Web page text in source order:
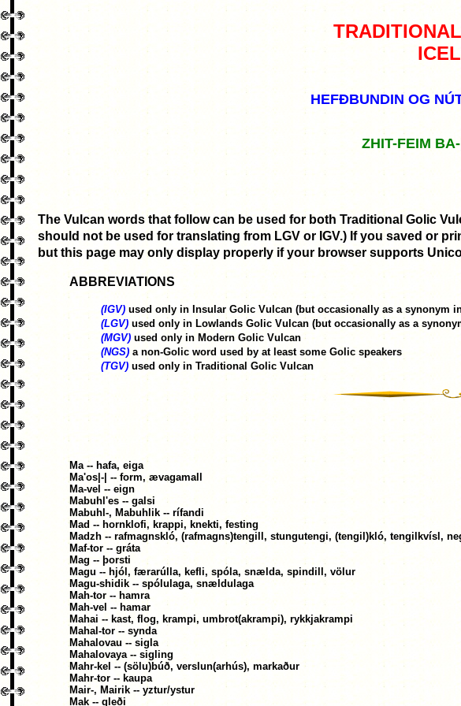
HEFÐBUNDIN OG
ZHIT-FEIM
The Vulcan words that follow can be used for both Traditional Golic
should not be used for translating from LGV or IGV.) If you saved or
but this page may only display properly if your browser supports
ABBREVIATIONS
(IGV) used only in Insular Golic Vulcan (but occasionally as a synonym
(LGV) used only in Lowlands Golic Vulcan (but occasionally as a
(MGV) used only in Modern Golic Vulcan
(NGS) a non-Golic word used by at least some Golic speakers
(TGV) used only in Traditional Golic Vulcan
Ma -- hafa, eiga
Ma'os|-| -- form, ævagamall
Ma-vel -- eign
Mabuhl'es -- galsi
Mabuhl-, Mabuhlik -- rífandi
Mad -- hornklofi, krappi, knekti, festing
Madzh -- rafmagnskló, (rafmagns)tengill, stungutengi, (tengil)kló, tengilkvísl,
Maf-tor -- gráta
Mag -- þorsti
Magu -- hjól, færarúlla, kefli, spóla, snælda, spindill, völur
Magu-shidik -- spólulaga, snældulaga
Mah-tor -- hamra
Mah-vel -- hamar
Mahai -- kast, flog, krampi, umbrot(akrampi), rykkjakrampi
Mahal-tor -- synda
Mahalovau -- sigla
Mahalovaya -- sigling
Mahr-kel -- (sölu)búð, verslun(arhús), markaður
Mahr-tor -- kaupa
Mair-, Mairik -- yztur/ystur
Mak -- gleði